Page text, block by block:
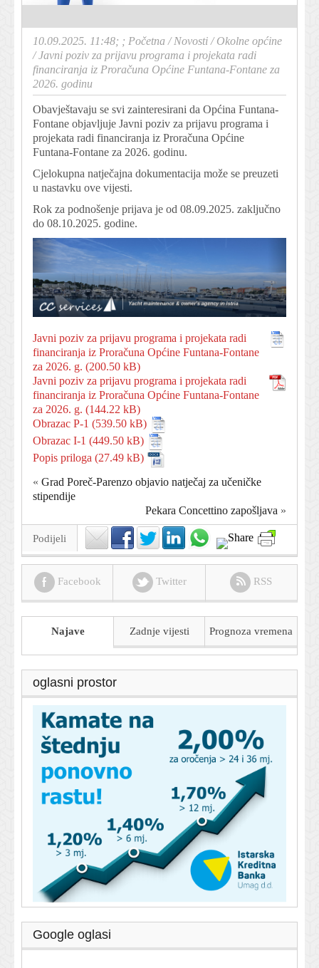
10.09.2025. 11:48; ; Početna /Novosti /Okolne općine
/Javni poziv za prijavu programa i projekata radi
financiranja iz Proračuna Općine Funtana-Fontane za
2026. godinu
Obavještavaju se svi zainteresirani da Općina Funtana-
Fontane objavljuje Javni poziv za prijavu programa i
projekata radi financiranja iz Proračuna Općine
Funtana-Fontane za 2026. godinu.
Cjelokupna natječajna dokumentacija može se preuzeti
u nastavku ove vijesti.
Rok za podnošenje prijava je od 08.09.2025. zaključno
do 08.10.2025. godine.
Javni poziv za prijavu programa i projekata radi
financiranja iz Proračuna Općine Funtana-Fontane
za 2026. g.
Javni poziv za prijavu programa i projekata radi
financiranja iz Proračuna Općine Funtana-Fontane
za 2026. g.
Obrazac P-1
Obrazac I-1
Popis priloga
« Grad Poreč-Parenzo objavio natječaj za učeničke
stipendije
Pekara Concettino zapošljava »
Podijeli
Facebook Twitter RSS
Najave Zadnje vijesti Prognoza vremena
oglasni prostor
Google oglasi